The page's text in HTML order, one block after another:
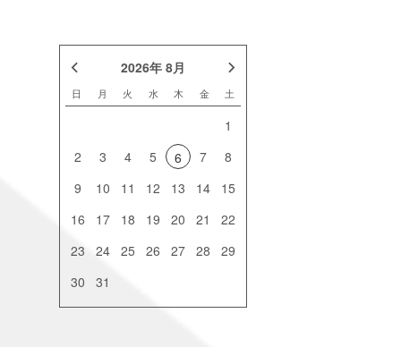
2026年 8月
日 月 火 水 木 金 土
1
2
3 4 5 6 7
8
9
10 11 12 13 14
15
16
17 18 19 20 21
22
23
24 25 26 27 28
29
30
31